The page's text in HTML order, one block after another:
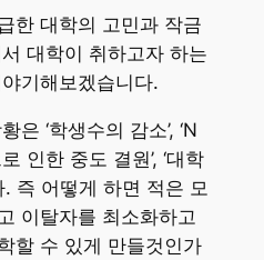
한 대학의 고민과 작금
대학이 취하고자 하는
기해보겠습니다.
은 ‘학생수의 감소’, ‘N
인한 중도 결원’, ‘대학
. 즉 어떻게 하면 적은 모
이탈자를 최소화하고
할 수 있게 만들것인가